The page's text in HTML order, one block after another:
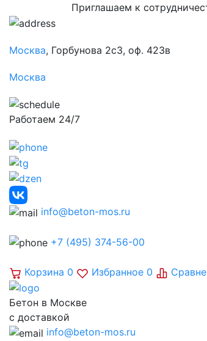
Приглашаем к
Москва, Горбунова 2с3, оф. 423в
Москва
Работаем 24/7
info@beton-mos.ru
+7 (495) 374-56-00
Корзина 0 Избранное 0
Бетон в Москве
с доставкой
info@beton-mos.ru